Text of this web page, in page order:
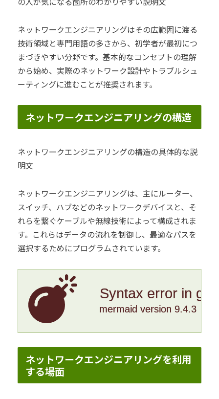
ネットワークエンジニアリングはその広範囲に渡る
技術領域と専門用語の多さから、初学者が最初につ
まづきやすい分野です。基本的なコンセプトの理解
から始め、実際のネットワーク設計やトラブルシュ
ーティングに進むことが推奨されます。
ネットワークエンジニアリングの構造
ネットワークエンジニアリングの構造の具体的な説
明文
ネットワークエンジニアリングは、主にルーター、
スイッチ、ハブなどのネットワークデバイスと、そ
れらを繋ぐケーブルや無線技術によって構成されま
す。これらはデータの流れを制御し、最適なパスを
選択するためにプログラムされています。
Syntax error in
mermaid version 9.4.3
ネットワークエンジニアリングを利用
する場面